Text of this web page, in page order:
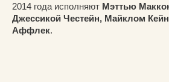
2014 года исполняют Мэттью
Джессикой Честейн, Майклом
Аффлек.